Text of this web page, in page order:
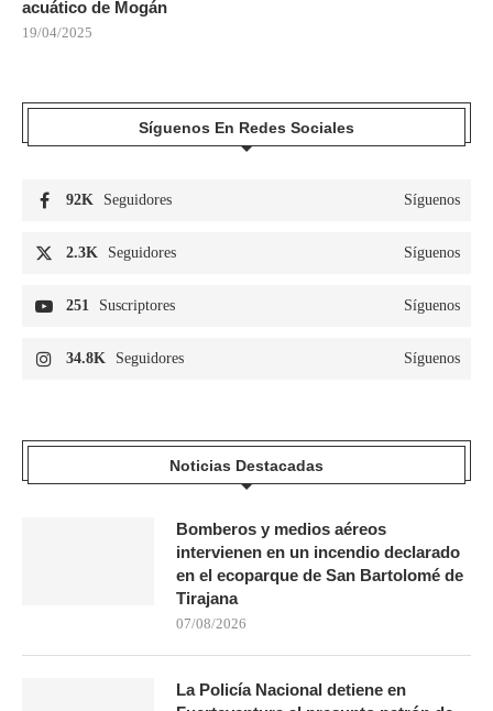
acuático de Mogán
19/04/2025
Síguenos En Redes Sociales
92K Seguidores Síguenos
2.3K Seguidores Síguenos
251 Suscriptores Síguenos
34.8K Seguidores Síguenos
Noticias Destacadas
Bomberos y medios aéreos
intervienen en un incendio declarado
en el ecoparque de San Bartolomé de
Tirajana
07/08/2026
La Policía Nacional detiene en